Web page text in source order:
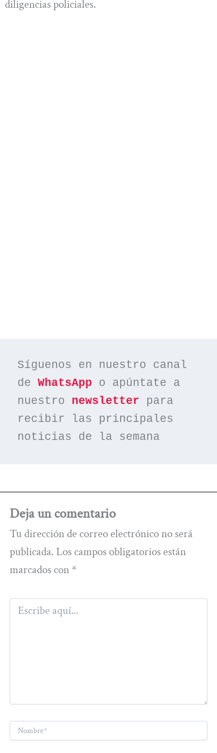
diligencias policiales.
Síguenos en nuestro canal
de WhatsApp o apúntate a
nuestro newsletter para
recibir las principales
noticias de la semana
Deja un comentario
Tu dirección de correo electrónico no será
publicada. Los campos obligatorios están
marcados con *
Escribe
aquí...